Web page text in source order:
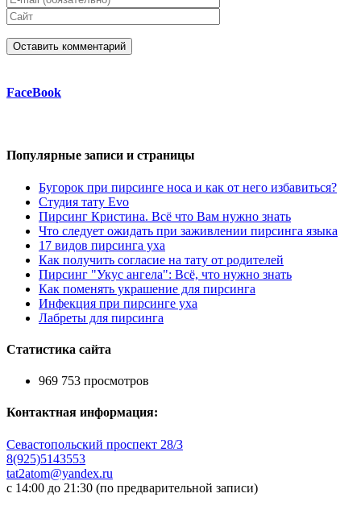
FaceBook
Популярные записи и страницы
Бугорок при пирсинге носа и как от него избавиться?
Студия тату Evo
Пирсинг Кристина. Всё что Вам нужно знать
Что следует ожидать при заживлении пирсинга языка
17 видов пирсинга уха
Как получить согласие на тату от родителей
Пирсинг "Укус ангела": Всё, что нужно знать
Как поменять украшение для пирсинга
Инфекция при пирсинге уха
Лабреты для пирcинга
Статистика сайта
969 753 просмотров
Контактная информация:
Севастопольский проспект 28/3
8(925)5143553
tat2atom@yandex.ru
с 14:00 до 21:30 (по предварительной записи)